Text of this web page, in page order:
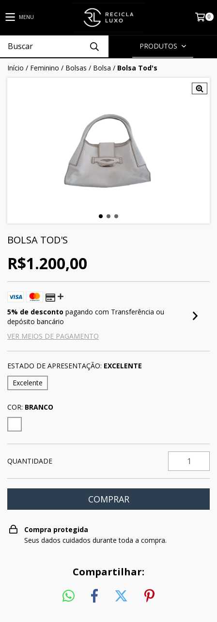
MENU 0
PRODUTOS
Início / Feminino / Bolsas / Bolsa / Bolsa Tod's
BOLSA TOD'S
R$1.200,00
5% de desconto pagando com Transferência ou
depósito bancário
VER MEIOS DE PAGAMENTO
ESTADO DE APRESENTAÇÃO: EXCELENTE
Excelente
COR: BRANCO
QUANTIDADE
Compra protegida
Seus dados cuidados durante toda a compra.
Compartilhar: